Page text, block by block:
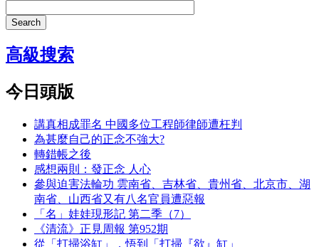
Search
高級搜索
今日頭版
講真相成罪名 中國多位工程師律師遭枉判
為甚麼自己的正念不強大?
轉錯帳之後
感想兩則：發正念 人心
參與迫害法輪功 雲南省、吉林省、貴州省、北京市、湖
南省、山西省又有八名官員遭惡報
「名」娃娃現形記 第二季（7）
《清流》正見周報 第952期
從「打掃浴缸」，悟到「打掃『欲』缸」